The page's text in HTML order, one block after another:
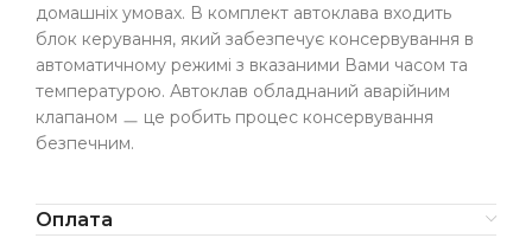
домашніх умовах. В комплект автоклава входить
блок керування, який забезпечує консервування в
автоматичному режимі з вказаними Вами часом та
температурою. Автоклав обладнаний аварійним
клапаном ㅡ це робить процес консервування
безпечним.
Оплата